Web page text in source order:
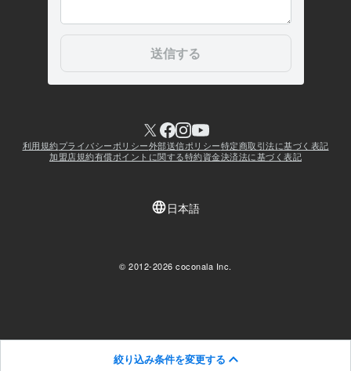
絞り込み条件を変更する